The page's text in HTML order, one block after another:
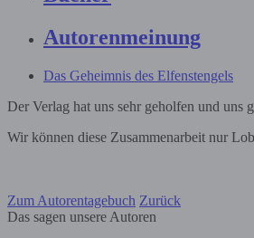
Autorenmeinung
Das Geheimnis des Elfenstengels
Der Verlag hat uns sehr geholfen und uns
Wir können diese Zusammenarbeit nur
Zum Autorentagebuch Zurück
Das sagen unsere Autoren